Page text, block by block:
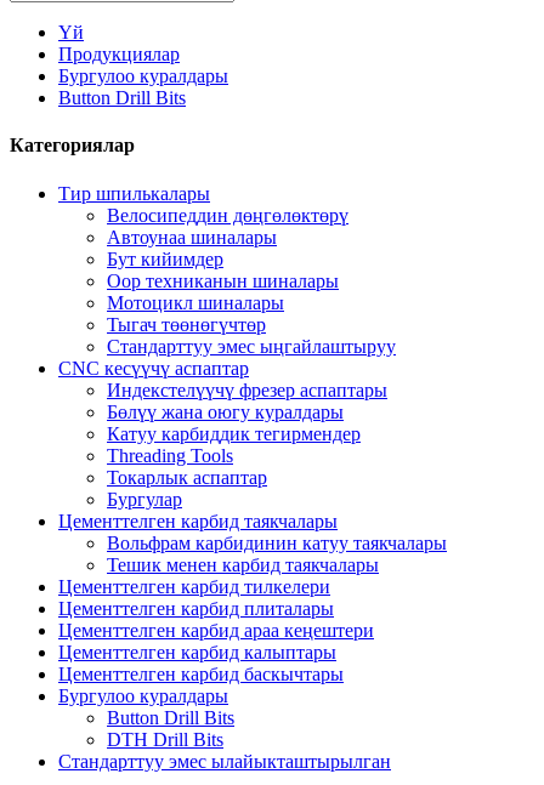
Үй
Продукциялар
Бургулоо куралдары
Button Drill Bits
Категориялар
Тир шпилькалары
Велосипеддин дөңгөлөктөрү
Автоунаа шиналары
Бут кийимдер
Оор техниканын шиналары
Мотоцикл шиналары
Тыгач төөнөгүчтөр
Стандарттуу эмес ыңгайлаштыруу
CNC кесүүчү аспаптар
Индекстелүүчү фрезер аспаптары
Бөлүү жана оюгу куралдары
Катуу карбиддик тегирмендер
Threading Tools
Токарлык аспаптар
Бургулар
Цементтелген карбид таякчалары
Вольфрам карбидинин катуу таякчалары
Тешик менен карбид таякчалары
Цементтелген карбид тилкелери
Цементтелген карбид плиталары
Цементтелген карбид араа кеңештери
Цементтелген карбид калыптары
Цементтелген карбид баскычтары
Бургулоо куралдары
Button Drill Bits
DTH Drill Bits
Стандарттуу эмес ылайыкташтырылган